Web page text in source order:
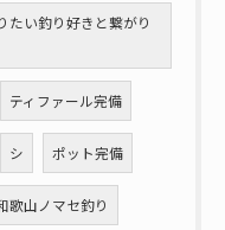
たい釣り好きと繋がり
ティファール完備
シ ポット完備
歌山ノマセ釣り